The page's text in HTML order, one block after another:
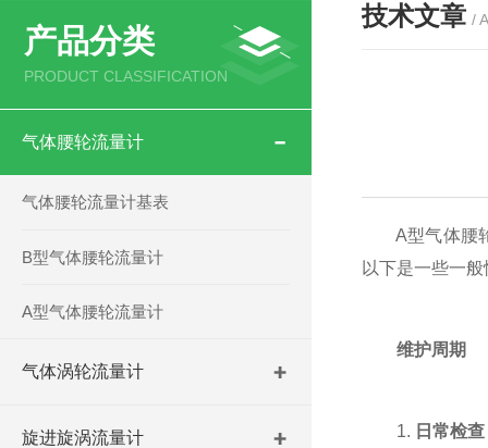
产品分类
PRODUCT CLASSIFICATION
气体腰轮流量计
气体腰轮流量计基表
B型气体腰轮流量计
A型气体腰轮流量计
气体涡轮流量计
旋进旋涡流量计
技术文章 /
A型气体腰轮
以下是一些一
维护周期
1. 日常检查